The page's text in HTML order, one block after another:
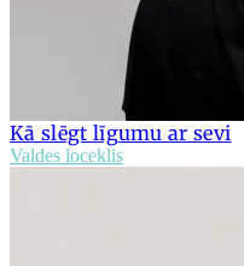
Kā slēgt līgumu ar sevi
Valdes loceklis